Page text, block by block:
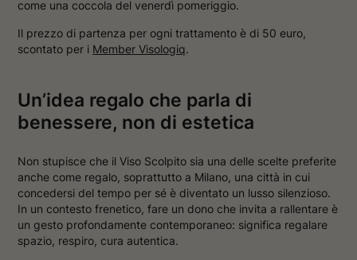
come una coccola del venerdì pomeriggio.
Il prezzo di partenza per ogni trattamento è di 50 euro,
scontato per i Member Visologiq.
Un’idea regalo che parla di
benessere, non di estetica
Non stupisce che il Viso Scolpito sia una delle scelte preferite
anche come regalo, soprattutto a Milano, una città in cui
concedersi del tempo per sé è diventato un lusso silenzioso.
In un contesto frenetico, fare un dono che invita a rallentare è
un gesto profondamente contemporaneo: significa regalare
spazio, respiro, cura autentica.